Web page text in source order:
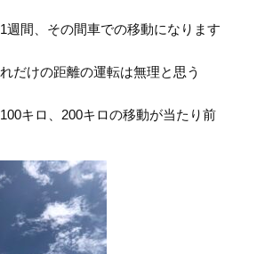
週間、その間車での移動になります
だけの距離の運転は無理と思う
キロ、200キロの移動が当たり前